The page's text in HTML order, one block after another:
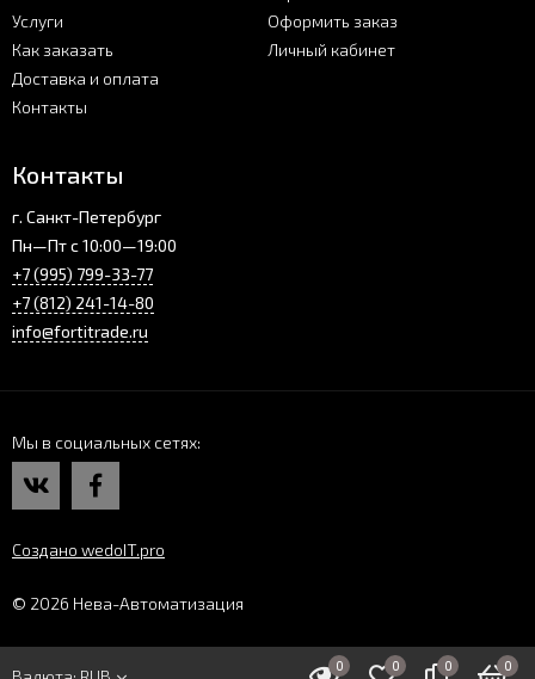
Услуги
Как заказать
Доставка и оплата
Контакты
Оформить заказ
Личный кабинет
Контакты
г. Санкт-Петербург
Пн—Пт с 10:00—19:00
+7 (995) 799-33-77
+7 (812) 241-14-80
info@fortitrade.ru
Мы в социальных сетях
Создано wedoIT.pro
© 2026 Нева-Автоматизация
0 0 0 0